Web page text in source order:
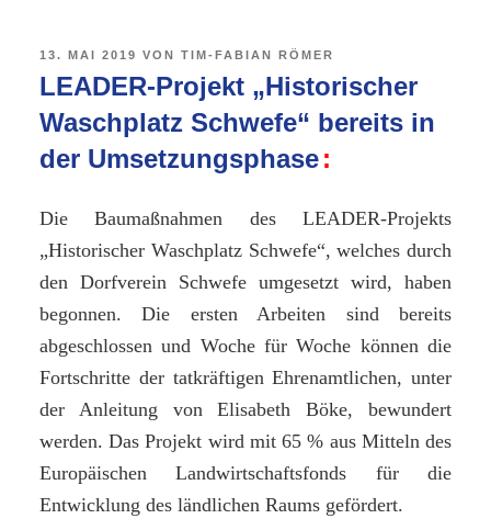
VERÖFFENTLICHT
13. MAI 2019 VON TIM-FABIAN RÖMER
LEADER-Projekt „Historischer
Waschplatz Schwefe“ bereits in
der Umsetzungsphase
Die Baumaßnahmen des LEADER-Projekts
„Historischer Waschplatz Schwefe“, welches durch
den Dorfverein Schwefe umgesetzt wird, haben
begonnen. Die ersten Arbeiten sind bereits
abgeschlossen und Woche für Woche können die
Fortschritte der tatkräftigen Ehrenamtlichen, unter
der Anleitung von Elisabeth Böke, bewundert
werden. Das Projekt wird mit 65 % aus Mitteln des
Europäischen Landwirtschaftsfonds für die
Entwicklung des ländlichen Raums gefördert.